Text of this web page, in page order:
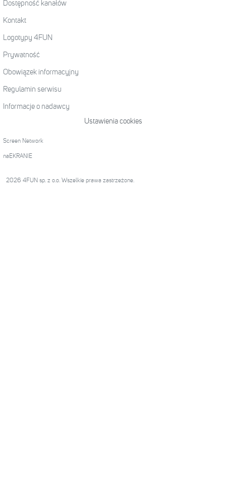
Dostępność kanałów
Kontakt
Logotypy 4FUN
Prywatność
Obowiązek informacyjny
Regulamin serwisu
Informacje o nadawcy
Ustawienia cookies
Screen Network
naEKRANIE
2026 4FUN sp. z o.o. Wszelkie prawa zastrzeżone.